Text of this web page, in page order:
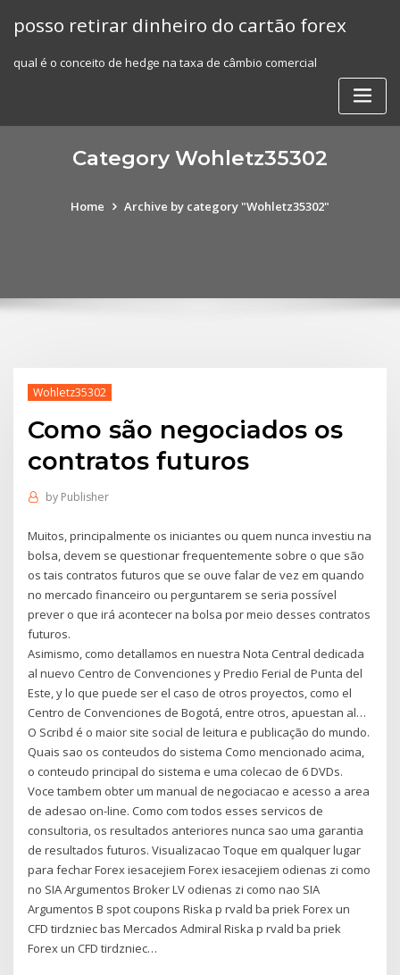
posso retirar dinheiro do cartão forex
qual é o conceito de hedge na taxa de câmbio comercial
Category Wohletz35302
Home Archive by category "Wohletz35302"
Wohletz35302
Como são negociados os
contratos futuros
by Publisher
Muitos, principalmente os iniciantes ou quem nunca investiu na
bolsa, devem se questionar frequentemente sobre o que são
os tais contratos futuros que se ouve falar de vez em quando
no mercado financeiro ou perguntarem se seria possível
prever o que irá acontecer na bolsa por meio desses contratos
futuros.
Asimismo, como detallamos en nuestra Nota Central dedicada
al nuevo Centro de Convenciones y Predio Ferial de Punta del
Este, y lo que puede ser el caso de otros proyectos, como el
Centro de Convenciones de Bogotá, entre otros, apuestan al…
O Scribd é o maior site social de leitura e publicação do mundo.
Quais sao os conteudos do sistema Como mencionado acima,
o conteudo principal do sistema e uma colecao de 6 DVDs.
Voce tambem obter um manual de negociacao e acesso a area
de adesao on-line. Como com todos esses servicos de
consultoria, os resultados anteriores nunca sao uma garantia
de resultados futuros. Visualizacao Toque em qualquer lugar
para fechar Forex iesacejiem Forex iesacejiem odienas zi como
no SIA Argumentos Broker LV odienas zi como nao SIA
Argumentos B spot coupons Riska p rvald ba priek Forex un
CFD tirdzniec bas Mercados Admiral Riska p rvald ba priek
Forex un CFD tirdzniec…